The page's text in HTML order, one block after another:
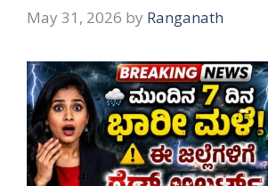
May 31, 2026 by Ranganath